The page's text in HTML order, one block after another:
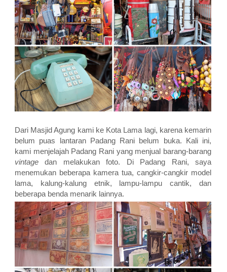
Dari Masjid Agung kami ke Kota Lama lagi, karena kemarin
belum puas lantaran Padang Rani belum buka. Kali ini,
kami menjelajah Padang Rani yang menjual barang-barang
vintage dan melakukan foto. Di Padang Rani, saya
menemukan beberapa kamera tua, cangkir-cangkir model
lama, kalung-kalung etnik, lampu-lampu cantik, dan
beberapa benda menarik lainnya.